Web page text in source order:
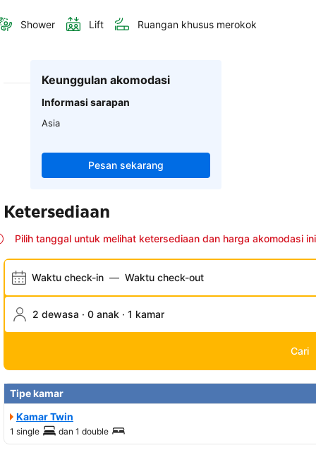
Shower Lift Ruangan khusus merokok
Keunggulan akomodasi
Informasi sarapan
Asia
Pesan sekarang
Ketersediaan
Pilih tanggal untuk melihat ketersediaan dan harga akomodasi ini
Waktu check-in — Waktu check-out
2 dewasa · 0 anak · 1 kamar
Cari
Tipe kamar
Kamar Twin
1 single dan 1 double